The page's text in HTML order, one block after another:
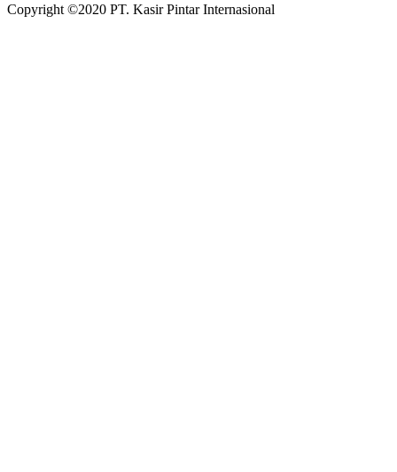
Copyright ©2020 PT. Kasir Pintar Internasional